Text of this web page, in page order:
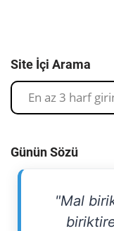
Site İçi Arama
Günün Sözü
"Mal